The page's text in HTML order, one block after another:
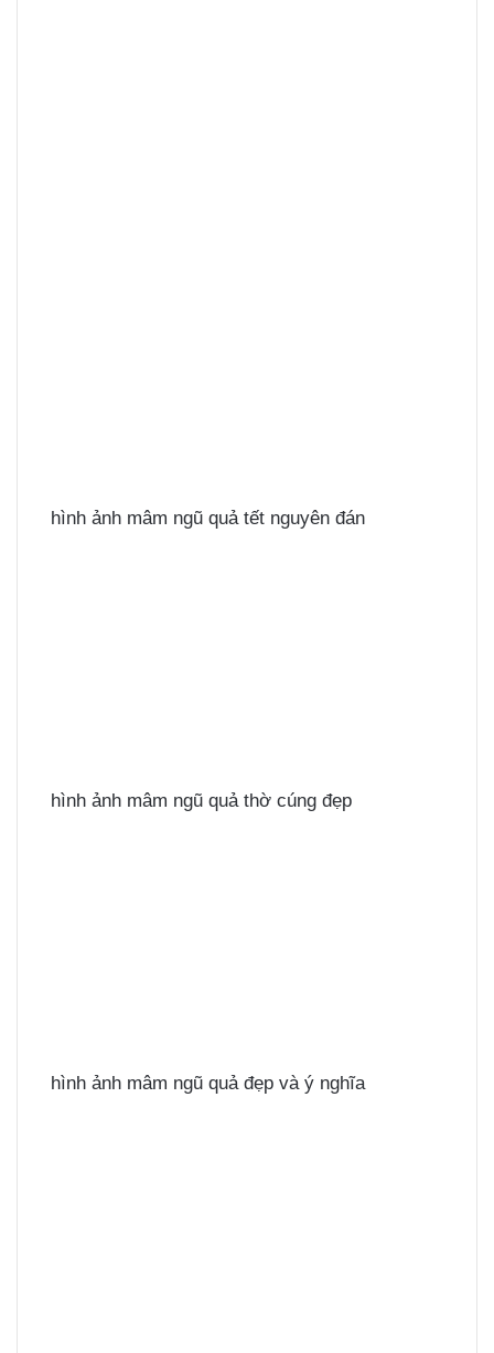
hình ảnh mâm ngũ quả tết nguyên đán
hình ảnh mâm ngũ quả thờ cúng đẹp
hình ảnh mâm ngũ quả đẹp và ý nghĩa